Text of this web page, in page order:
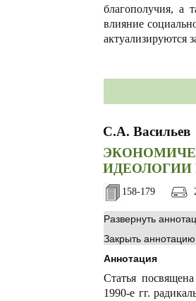
благополучия, а
влияние
актуализируются
С.А. Васильев
ИДЕОЛОГИИ
158-179
Развернуть
Закрыть аннотацию
Аннотация
Статья
1990-е гг.